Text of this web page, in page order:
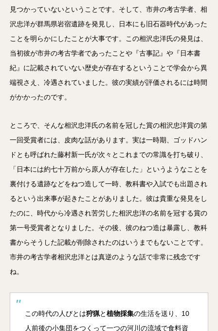
見つかっていないということです。そして、市井の考古学者、相
沢忠洋が群馬県岩宿遺跡を発見し、日本にも旧石器時代があった
ことを明らかにしたことが大事です。この相沢忠洋氏の発見は、
当初彼が市井の考古学者であったことや『古事記』や『日本書
紀』に記載されていない歴史が存在するということで学会から異
端視さえ、冷遇されていました。彼の実績が評価されるには時間
がかかったのです。
ところで、そんな相沢忠洋氏の名前を冠した賞の相沢忠洋賞の第
一回受賞者には、皮肉な話があります。実は一時期、ゴッドハン
ドとも呼ばれた藤村新一氏が次々とこれまでの常識を打ち破り、
「日本には約七十万前から原人が存在した」というようなことを
裏付ける遺跡などをねつ造して一時、教科書や入試でも出題され
るという出来事が起きたことがありました。彼は貴重な発見をし
たのに、時代から冷遇され苦労した相沢忠洋の名前を冠する賞の
第一号受賞者となりました。その後、彼のねつ造は暴露し、教科
書からそうした記載が削除されたのはいうまでもないことです。
市井の考古学者相沢忠洋とは真逆のような話で非常に残念です
ね。
この時代の人びとは狩猟と植物採集の生活を送り、10
人前後の小集団をつくって一つの河川の流域で食料資